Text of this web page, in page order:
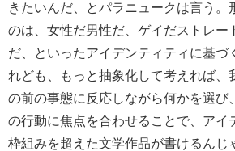
きたいんだ、とパラニュークは言う。
のは、女性だ男性だ、ゲイだストレー
だ、といったアイデンティティに基づ
れども、もっと抽象化して考えれば、
の前の事態に反応しながら何かを選び
の行動に焦点を合わせることで、アイ
枠組みを超えた文学作品が書けるんじ